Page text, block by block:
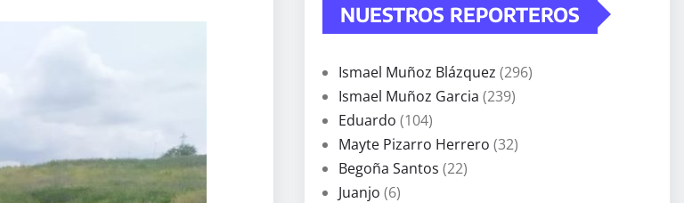
NUESTROS REPORTEROS
Ismael Muñoz Blázquez (296)
Ismael Muñoz Garcia (239)
Eduardo (104)
Mayte Pizarro Herrero (32)
Begoña Santos (22)
Juanjo (6)